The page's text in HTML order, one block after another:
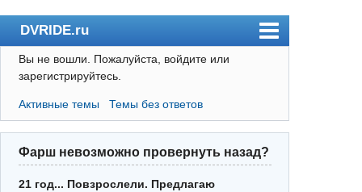
DVRIDE.ru
Форум
Пользователи
Правила
Поиск
Вы не вошли. Пожалуйста, войдите или
зарегистрируйтесь.
Активные темы Темы без ответов
Фарш невозможно провернуть назад?
21 год... Повзрослели. Предлагаю